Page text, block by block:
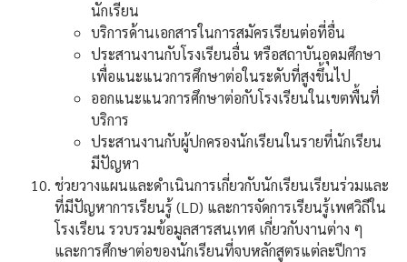
นักเรียน
บริการด้านเอกสารในการสมัครเรียนต่อที่อื่น
ประสานงานกับโรงเรียนอื่น หรือสถาบันอุดมศึกษา
เพื่อแนะแนวการศึกษาต่อในระดับที่สูงขึ้นไป
ออกแนะแนวการศึกษาต่อกับโรงเรียนในเขตพื้นที่
บริการ
ประสานงานกับผู้ปกครองนักเรียนในรายที่นักเรียน
มีปัญหา
ช่วยวางแผนและดำเนินการเกี่ยวกับนักเรียนเรียนร่วมและ
ที่มีปัญหาการเรียนรู้ (LD) และการจัดการเรียนรู้เพศวิถีใน
โรงเรียน รวบรวมข้อมูลสารสนเทศ เกี่ยวกับงานต่าง ๆ
และการศึกษาต่อของนักเรียนที่จบหลักสูตรแต่ละปีการ